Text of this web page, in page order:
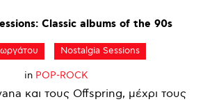
Classic albums of the 90s
Nostalgia Sessions
in POP-ROCK
και τους Offspring, μέχρι τους